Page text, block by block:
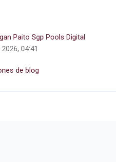
Paito Sgp Pools Digital
04:41
de blog